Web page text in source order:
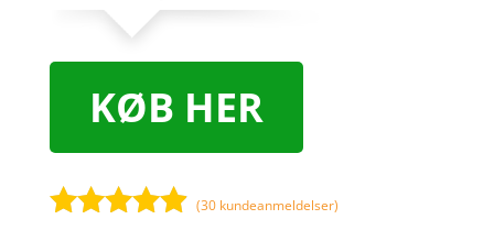
KØB HER
(30 kundeanmeldelser)